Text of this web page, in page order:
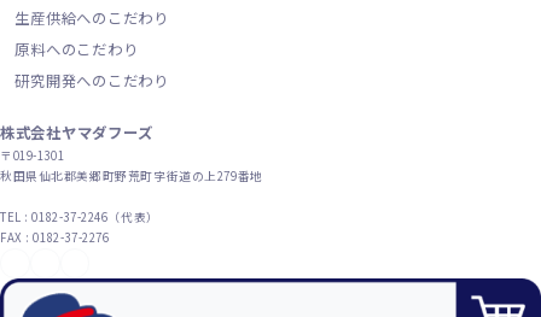
生産供給へのこだわり
原料へのこだわり
研究開発へのこだわり
株式会社ヤマダフーズ
〒019-1301
秋田県仙北郡美郷町野荒町字街道の上279番地
TEL : 0182-37-2246（代表）
FAX : 0182-37-2276